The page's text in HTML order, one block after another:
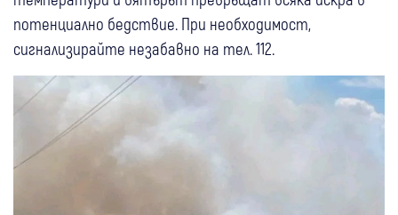
потенциално бедствие. При необходимост,
сигнализирайте незабавно на тел. 112.